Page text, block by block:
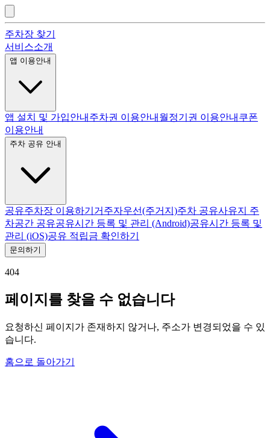
주차장 찾기
서비스소개
앱 이용안내
앱 설치 및 가입안내 주차권 이용안내 월정기권 이용안내 쿠폰
이용안내
주차 공유 안내
공유주차장 이용하기 거주자우선(주거지)주차 공유사유지 주
차공간 공유공유시간 등록 및 관리 (Android)공유시간 등록 및
관리 (iOS)공유 적립금 확인하기
문의하기
404
페이지를 찾을 수 없습니다
요청하신 페이지가 존재하지 않거나, 주소가 변경되었을 수 있
습니다.
홈으로 돌아가기